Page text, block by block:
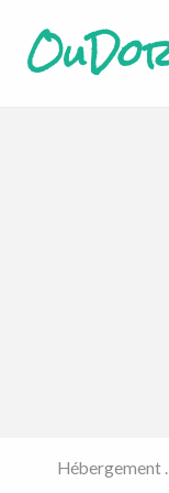
Hébergement